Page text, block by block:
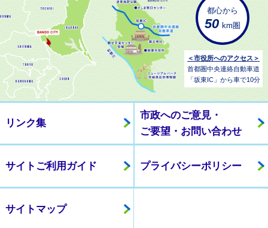
都心から
50 km圏
＜市役所へのアクセス＞
首都圏中央連絡自動車道
「坂東IC」から車で10分
リンク集
市政へのご意見・
ご要望・お問い合わせ
サイトご利用ガイド プライバシーポリシー
サイトマップ